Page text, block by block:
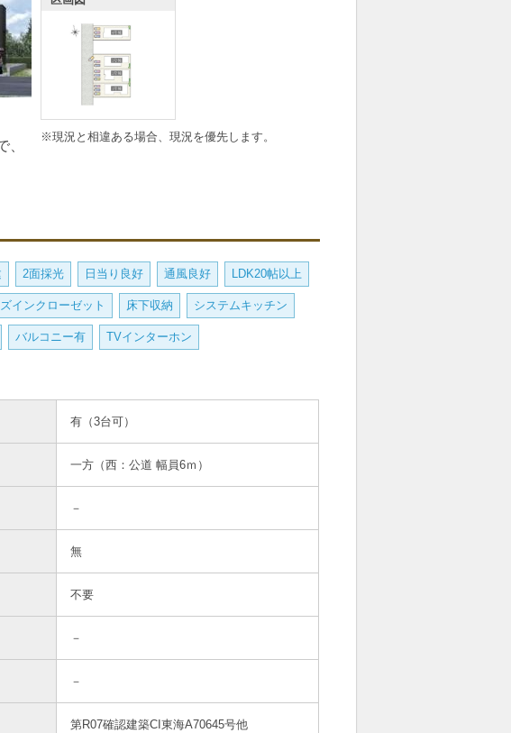
※現況と相違ある場合、現況を優先します。
2面採光 日当り良好 通風良好 LDK20帖以上
インクローゼット 床下収納 システムキッチン
バルコニー有 TVインターホン
有（3台可）
一方（西：公道 幅員6ｍ）
－
無
不要
－
－
第R07確認建築CI東海A70645号他